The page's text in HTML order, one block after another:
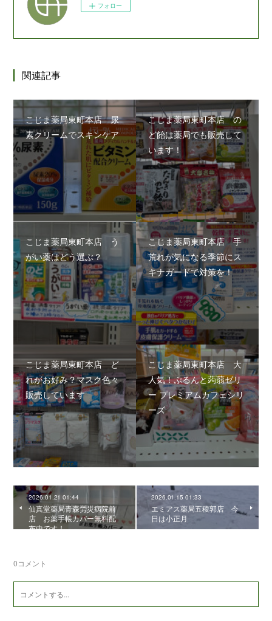
フォロー
関連記事
こじま薬局東町本店 尿
素クリームでスキンケア
こじま薬局東町本店 の
ど飴は薬局でも販売して
います！
こじま薬局東町本店 う
がい薬はどう選ぶ？
こじま薬局東町本店 手
荒れが気になる季節にス
キナガードで対策を！
こじま薬局東町本店 ど
れがお好み？マスク色々
販売しています
こじま薬局東町本店 大
人気！ぷるんと蒟蒻ゼリ
ー プレミアムカフェシリ
ーズ
2026.01.21 01:44
仙真堂薬局青森労災病院前
店 お薬手帳カバー無料配
布中です！
2026.01.15 01:33
エミアス薬局五稜郭店 今
日は小正月
0コメント